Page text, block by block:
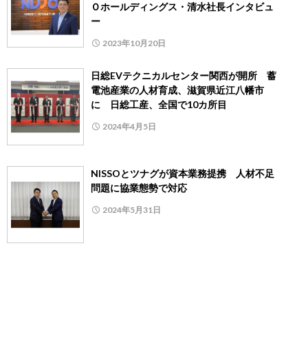
Ｏホールディングス・清水社長インタビュ
ー
2023年10月20日
日総EVテクニカルセンター関西が開所 蓄
電池産業の人材育成、滋賀県近江八幡市
に 日総工産、全国で10カ所目
2024年4月5日
NISSOとツナグが資本業務提携 人材不足
問題に協業態勢で対応
2024年5月31日